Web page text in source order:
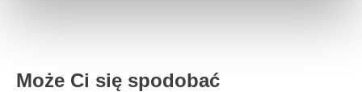
Może Ci się spodobać